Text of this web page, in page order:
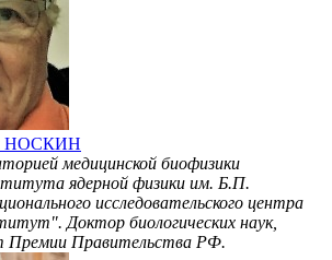
НОСКИН
медицинской биофизики
ядерной физики им. Б.П.
исследовательского центра
Доктор биологических наук,
Премии Правительства РФ.